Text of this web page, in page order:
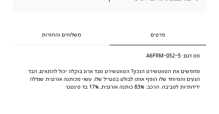
פרטים משלוחים והחזרות
מס דגם: A6FRM-052-S
מחפשים את הסווטשירט הנכון? הסווטשירט מבד ארוג בוקלה יכול להתאים, הבד
הנעים והמיוחד שלו הופף אותו לבולט בסטייל שלו. עשוי מכותנה אורגנית שגדלה
ידידותיות לסביבה. הרכב: 83% כותנה אורגנית, 17% בד סינטטי